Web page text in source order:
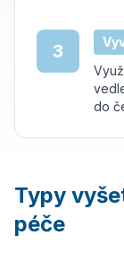
3
do
Typy
péče